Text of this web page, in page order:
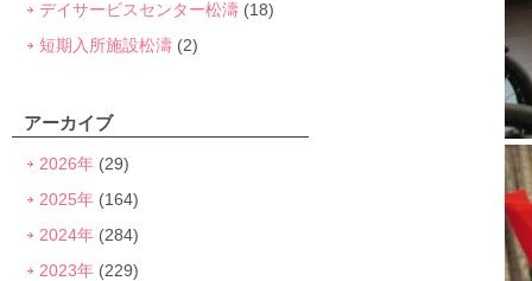
デイサービスセンター松濤 (18)
短期入所施設松濤 (2)
アーカイブ
2026年 (29)
2025年 (164)
2024年 (284)
2023年 (229)